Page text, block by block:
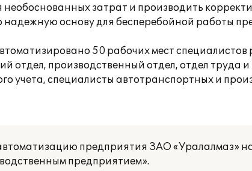
затрат и производить
надежную основу для бесперебойной работы
50 рабочих мест
отдел, производственный отдел, отдел труда
учета, специалисты автотранспортных и
предприятия ЗАО «Уралалмаз»
предприятием».